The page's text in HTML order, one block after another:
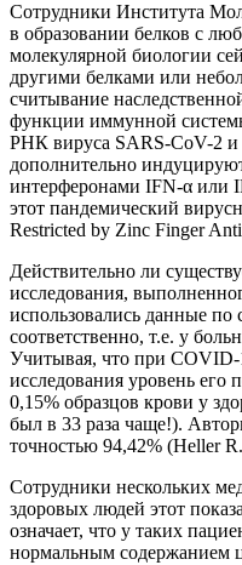
Сотрудники Института
в образовании белков с
молекулярной биологии
другими белками или
считывание
функции иммунной
РНК вируса SARS-CoV-2 и
дополнительно
интерферонами IFN-α или
этот пандемический
Restricted by Zinc Finger
Действительно ли
исследования,
использовались данные
соответственно, т.е. у
Учитывая, что при COVID-
исследования уровень
0,15% образцов крови у
был в 33 раза чаще!).
точностью 94,42% (Heller
Сотрудники нескольких
здоровых людей этот
означает, что у таких
нормальным содержанием